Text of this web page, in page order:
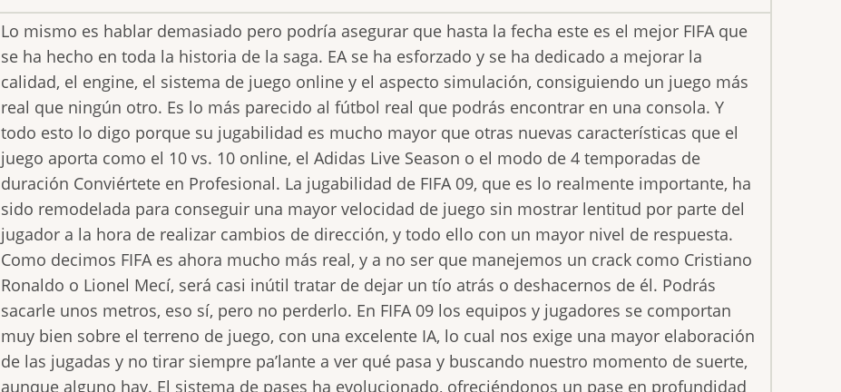
Lo mismo es hablar demasiado pero podría asegurar que hasta la fecha este es el mejor FIFA que
se ha hecho en toda la historia de la saga. EA se ha esforzado y se ha dedicado a mejorar la
calidad, el engine, el sistema de juego online y el aspecto simulación, consiguiendo un juego más
real que ningún otro. Es lo más parecido al fútbol real que podrás encontrar en una consola. Y
todo esto lo digo porque su jugabilidad es mucho mayor que otras nuevas características que el
juego aporta como el 10 vs. 10 online, el Adidas Live Season o el modo de 4 temporadas de
duración Conviértete en Profesional. La jugabilidad de FIFA 09, que es lo realmente importante, ha
sido remodelada para conseguir una mayor velocidad de juego sin mostrar lentitud por parte del
jugador a la hora de realizar cambios de dirección, y todo ello con un mayor nivel de respuesta.
Como decimos FIFA es ahora mucho más real, y a no ser que manejemos un crack como Cristiano
Ronaldo o Lionel Mecí, será casi inútil tratar de dejar un tío atrás o deshacernos de él. Podrás
sacarle unos metros, eso sí, pero no perderlo. En FIFA 09 los equipos y jugadores se comportan
muy bien sobre el terreno de juego, con una excelente IA, lo cual nos exige una mayor elaboración
de las jugadas y no tirar siempre pa’lante a ver qué pasa y buscando nuestro momento de suerte,
aunque alguno hay. El sistema de pases ha evolucionado, ofreciéndonos un pase en profundidad